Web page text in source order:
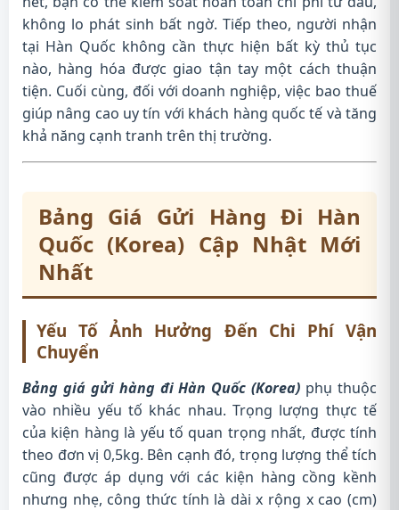
không lo phát sinh bất ngờ. Tiếp theo, người nhận
tại Hàn Quốc không cần thực hiện bất kỳ thủ tục
nào, hàng hóa được giao tận tay một cách thuận
tiện. Cuối cùng, đối với doanh nghiệp, việc bao thuế
giúp nâng cao uy tín với khách hàng quốc tế và tăng
khả năng cạnh tranh trên thị trường.
Bảng Giá Gửi Hàng Đi Hàn
Quốc (Korea) Cập Nhật Mới
Nhất
Yếu Tố Ảnh Hưởng Đến Chi Phí Vận
Chuyển
Bảng giá gửi hàng đi Hàn Quốc (Korea) phụ thuộc
vào nhiều yếu tố khác nhau. Trọng lượng thực tế
của kiện hàng là yếu tố quan trọng nhất, được tính
theo đơn vị 0,5kg. Bên cạnh đó, trọng lượng thể tích
cũng được áp dụng với các kiện hàng cồng kềnh
nhưng nhẹ, công thức tính là dài x rộng x cao (cm)